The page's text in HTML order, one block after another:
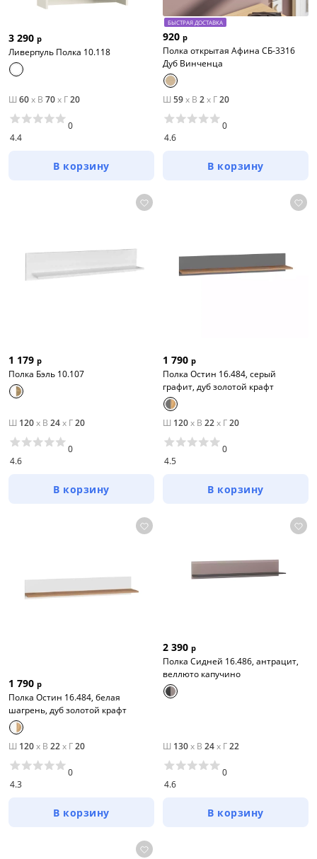
3 290 р
Ливерпуль Полка 10.118
Ш 60x В 70x Г20
4.4
0
В корзину
БЫСТРАЯ ДОСТАВКА
920 р
Полка открытая Афина СБ-3316
Дуб Винченца
Ш 59x В 2x Г20
4.6
0
В корзину
1 179 р
Полка Бэль 10.107
Ш 120x В 24x Г20
4.6
0
В корзину
1 790 р
Полка Остин 16.484, серый
графит, дуб золотой крафт
Ш 120x В 22x Г20
4.5
0
В корзину
1 790 р
Полка Остин 16.484, белая
шагрень, дуб золотой крафт
Ш 120x В 22x Г20
4.3
0
В корзину
2 390 р
Полка Сидней 16.486, антрацит,
веллюто капучино
Ш 130x В 24x Г22
4.6
0
В корзину